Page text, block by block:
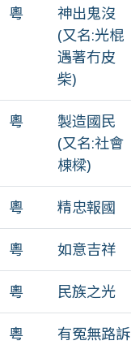
粵
神出鬼沒
(又名:光棍
遇著冇皮
柴)
粵
製造國民
(又名:社會
棟樑)
粵 精忠報國
粵 如意吉祥
粵 民族之光
粵 有冤無路訴